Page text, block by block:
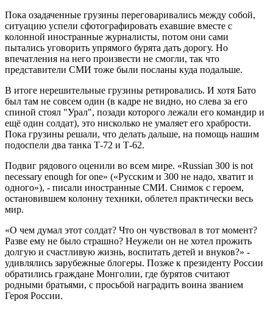
Пока озадаченные грузины переговаривались между собой,
ситуацию успели сфотографировать ехавшие вместе с
колонной иностранные журналисты, потом они сами
пытались уговорить упрямого бурята дать дорогу. Но
впечатления на него произвести не смогли, так что
представители СМИ тоже были посланы куда подальше.
В итоге нерешительные грузины ретировались. И хотя Бато
был там не совсем один (в кадре не видно, но слева за его
спиной стоял "Урал", позади которого лежали его командир и
ещё один солдат), это нисколько не умаляет его храбрости.
Пока грузины решали, что делать дальше, на помощь нашим
подоспели два танка Т-72 и Т-62.
Подвиг рядового оценили во всем мире. «Russian 300 is not
necessary enough for one» («Русским и 300 не надо, хватит и
одного»), - писали иностранные СМИ. Снимок с героем,
остановившем колонну техники, облетел практически весь
мир.
«О чем думал этот солдат? Что он чувствовал в тот момент?
Разве ему не было страшно? Неужели он не хотел прожить
долгую и счастливую жизнь, воспитать детей и внуков?» -
удивлялись зарубежные блогеры. Позже к президенту России
обратились граждане Монголии, где бурятов считают
родными братьями, с просьбой наградить воина званием
Героя России.